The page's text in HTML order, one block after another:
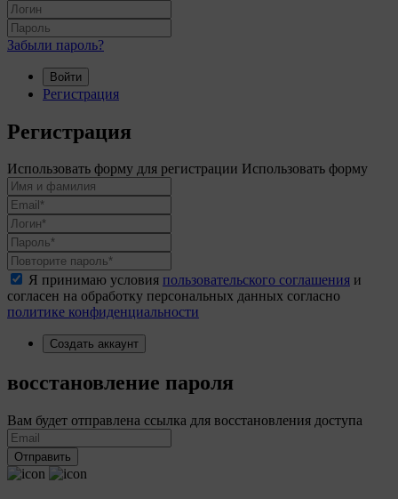
Забыли пароль?
Войти
Регистрация
Регистрация
Использовать форму для регистрации Использовать форму
Я принимаю условия пользовательского соглашения и
согласен на обработку персональных данных согласно
политике конфиденциальности
Создать аккаунт
восстановление пароля
Вам будет отправлена ссылка для восстановления доступа
Отправить